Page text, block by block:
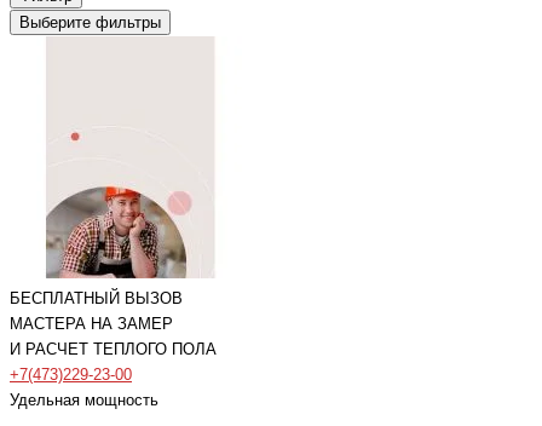
Выберите фильтры
БЕСПЛАТНЫЙ ВЫЗОВ
МАСТЕРА НА ЗАМЕР
И РАСЧЕТ ТЕПЛОГО ПОЛА
+7(473)229-23-00
Удельная мощность